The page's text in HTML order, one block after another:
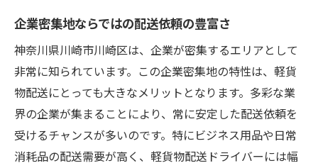
川崎区で働くことの利点と働きがい
初めてでも安心のサポート体制
働きながらスキルアップを図る方法
地元企業とのネットワーク構築の重要性
効率的な収入管理で生活を豊かにする
川崎区でのキャリアパスの確立
企業密集地ならではの配送依頼の豊富さ
神奈川県川崎市川崎区は、企業が密集するエリアとして
非常に知られています。この企業密集地の特性は、軽貨
物配送にとっても大きなメリットとなります。多彩な業
界の企業が集まることにより、常に安定した配送依頼を
受けるチャンスが多いのです。特にビジネス用品や日常
消耗品の配送需要が高く、軽貨物配送ドライバーには幅